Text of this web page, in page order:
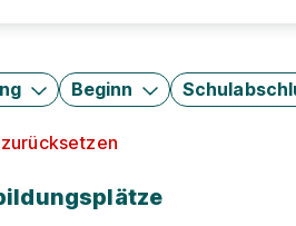
Beginn